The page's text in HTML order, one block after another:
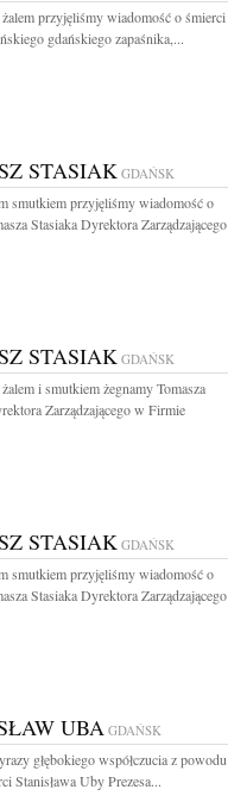
przyjęliśmy wiadomość o śmierci
gdańskiego zapaśnika,...
STASIAK GDAŃSK
smutkiem przyjęliśmy wiadomość o
Stasiaka Dyrektora Zarządzającego
STASIAK GDAŃSK
i smutkiem żegnamy Tomasza
Zarządzającego w Firmie
STASIAK GDAŃSK
smutkiem przyjęliśmy wiadomość o
Stasiaka Dyrektora Zarządzającego
UBAGDAŃSK
głębokiego współczucia z powodu
Stanisława Uby Prezesa...